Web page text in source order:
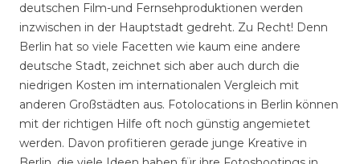
deutschen Film-und Fernsehproduktionen werden
inzwischen in der Hauptstadt gedreht. Zu Recht! Denn
Berlin hat so viele Facetten wie kaum eine andere
deutsche Stadt, zeichnet sich aber auch durch die
niedrigen Kosten im internationalen Vergleich mit
anderen Großstädten aus. Fotolocations in Berlin können
mit der richtigen Hilfe oft noch günstig angemietet
werden. Davon profitieren gerade junge Kreative in